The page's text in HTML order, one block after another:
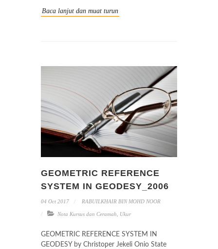
Baca lanjut dan muat turun
GEOMETRIC REFERENCE
SYSTEM IN GEODESY_2006
04 Oct 2017 RABUILKHAIR BIN MOHD NOOR
Nota Kursus dan Ceramah Ukur
GEOMETRIC REFERENCE SYSTEM IN
GEODESY by Christoper Jekeli Onio State